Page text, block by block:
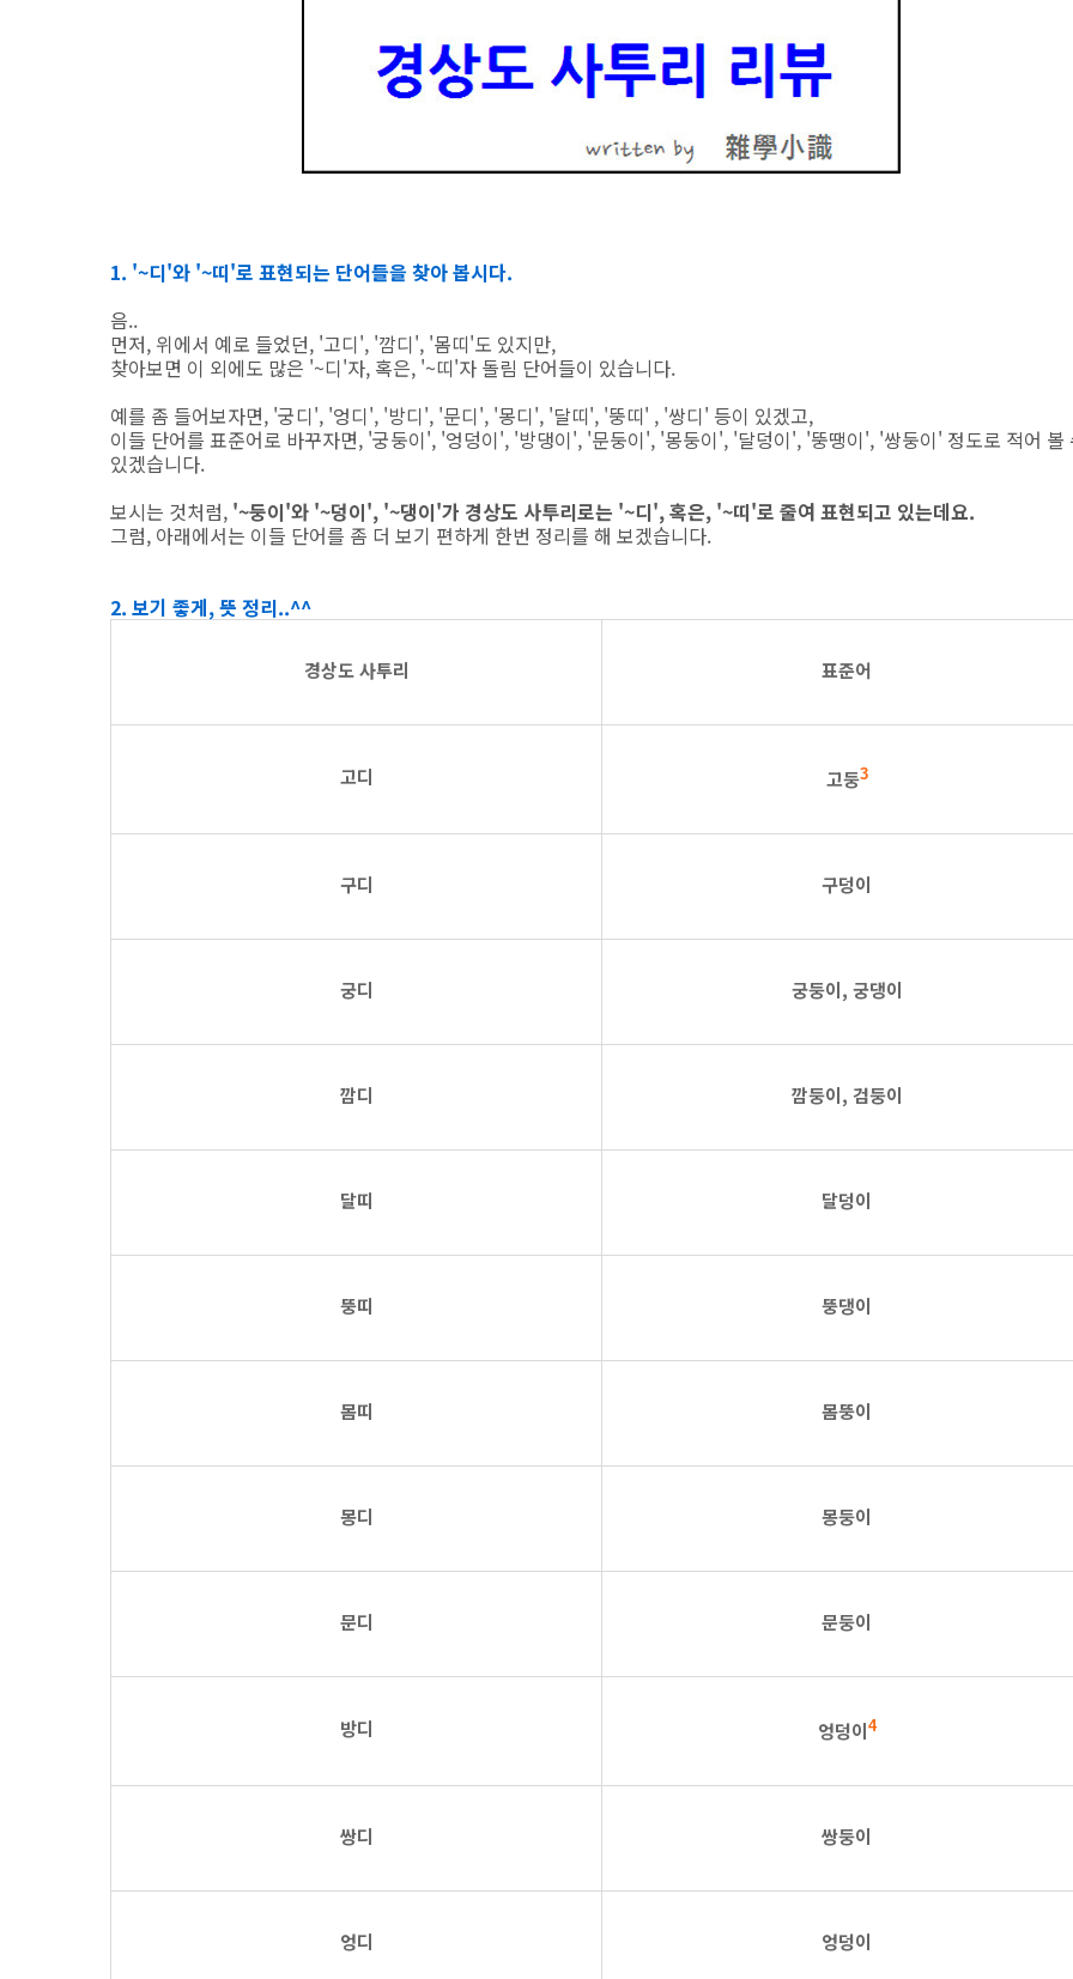
1. '~디'와 '~띠'로 표현되는 단어들을 찾아 봅시다.
음..
먼저, 위에서 예로 들었던, '고디', '깜디', '몸띠'도 있지만,
찾아보면 이 외에도 많은 '~디'자, 혹은, '~띠'자 돌림 단어들이 있습니다.
예를 좀 들어보자면, '궁디', '엉디', '방디', '문디', '몽디', '달띠', '뚱띠' , '쌍디' 등이 있겠고,
이들 단어를 표준어로 바꾸자면, '궁둥이', '엉덩이', '방댕이', '문둥이', '몽둥이', '달덩이', '뚱땡이', '쌍둥이' 정도로 적어 볼
있겠습니다.
보시는 것처럼, '~둥이'와 '~덩이', '~댕이'가 경상도 사투리로는 '~디', 혹은, '~띠'로 줄여 표현되고 있는데요.
그럼, 아래에서는 이들 단어를 좀 더 보기 편하게 한번 정리를 해 보겠습니다.
2. 보기 좋게, 뜻 정리..^^
경상도 사투리 표준어
고디 고둥3
구디 구덩이
궁디 궁둥이, 궁댕이
깜디 깜둥이, 검둥이
달띠 달덩이
뚱띠 뚱댕이
몸띠 몸뚱이
몽디 몽둥이
문디 문둥이
방디 엉덩이4
쌍디 쌍둥이
엉디 엉덩이